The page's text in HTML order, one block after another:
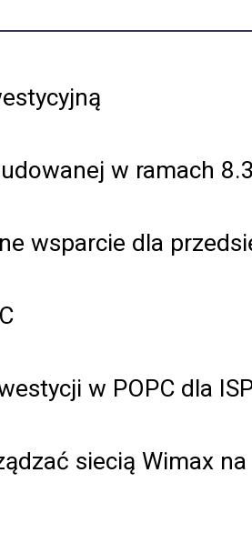
w ramach
wsparcie dla
w POPC dla
siecią Wimax